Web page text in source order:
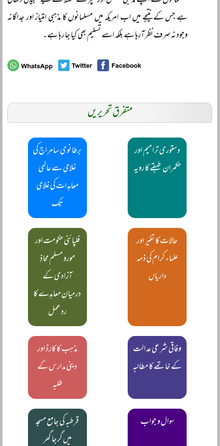
ہے جس کے نتیجے میں اب امریکہ میں مسلمانوں کا مذہبی امتیاز اور جداگانہ
وجود نہ صرف نظر آرہا ہے بلکہ اسے تسلیم بھی کیا جا رہا ہے۔
متفرق تحریریں
دستوری ترامیم اور
حکمران طبقے کا رویہ
برطانوی سامراج کی
غلامی سے عالمی
معاہدات کی غلامی
تک
حالات کا تغیر اور
علماء کرام کی ذمہ
داریاں
فلپائنی حکومت اور
مورو مسلم محاذِ
آزادی کے
درمیان معاہدے کا
ردعمل
وفاقی شرعی عدالت
کے خاتمے کا مطالبہ
مذہب کا کارڈ اور
دینی مدارس کے
طلبہ
سوال و جواب
قرطبہ کی جامع مسجد
میں گرجا گھر